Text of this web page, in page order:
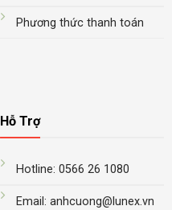
Phương thức thanh toán
Hỗ Trợ
Hotline: 0566 26 1080
Email: anhcuong@lunex.vn